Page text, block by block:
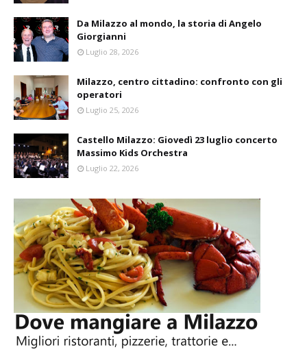
Da Milazzo al mondo, la storia di Angelo
Giorgianni
Luglio 28, 2026
Milazzo, centro cittadino: confronto con gli
operatori
Luglio 25, 2026
Castello Milazzo: Giovedì 23 luglio concerto
Massimo Kids Orchestra
Luglio 22, 2026